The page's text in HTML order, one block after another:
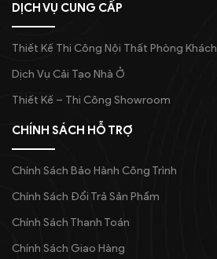
DỊCH VỤ CUNG CẤP
Thiết Kế Thi Công Nội Thất Phòng Khách
Dịch Vụ Cải Tạo Nhà Ở
Thiết Kế – Thi Công Showroom
CHÍNH SÁCH HỖ TRỢ
Chính Sách Bảo Hành Công Trình
Chính Sách Đổi Trả Sản Phẩm
Chính Sách Thanh Toán
Chính Sách Giao Hàng